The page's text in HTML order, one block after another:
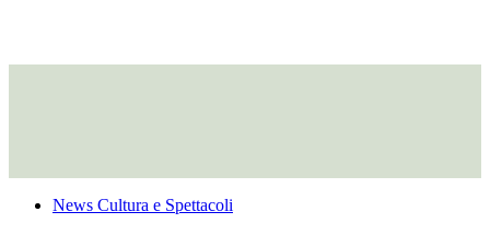
News Cultura e Spettacoli